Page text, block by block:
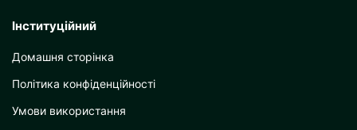
Інституційний
Домашня сторінка
Політика конфіденційності
Умови використання